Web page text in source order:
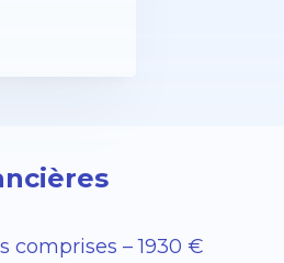
comprises – 1930 €